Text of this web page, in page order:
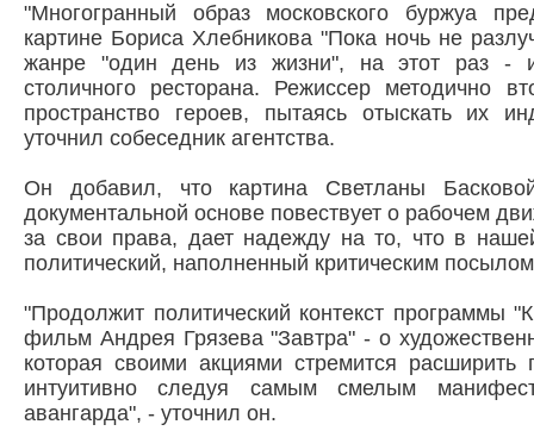
"Многогранный образ московского буржуа
картине Бориса Хлебникова "Пока ночь не
жанре "один день из жизни", на этот раз -
столичного ресторана. Режиссер методично
пространство героев, пытаясь отыскать их
уточнил собеседник агентства.
Он добавил, что картина Светланы
документальной основе повествует о рабочем
за свои права, дает надежду на то, что в
политический, наполненный критическим
"Продолжит политический контекст программы
фильм Андрея Грязева "Завтра" - о
которая своими акциями стремится расширить
интуитивно следуя самым смелым
авангарда", - уточнил он.